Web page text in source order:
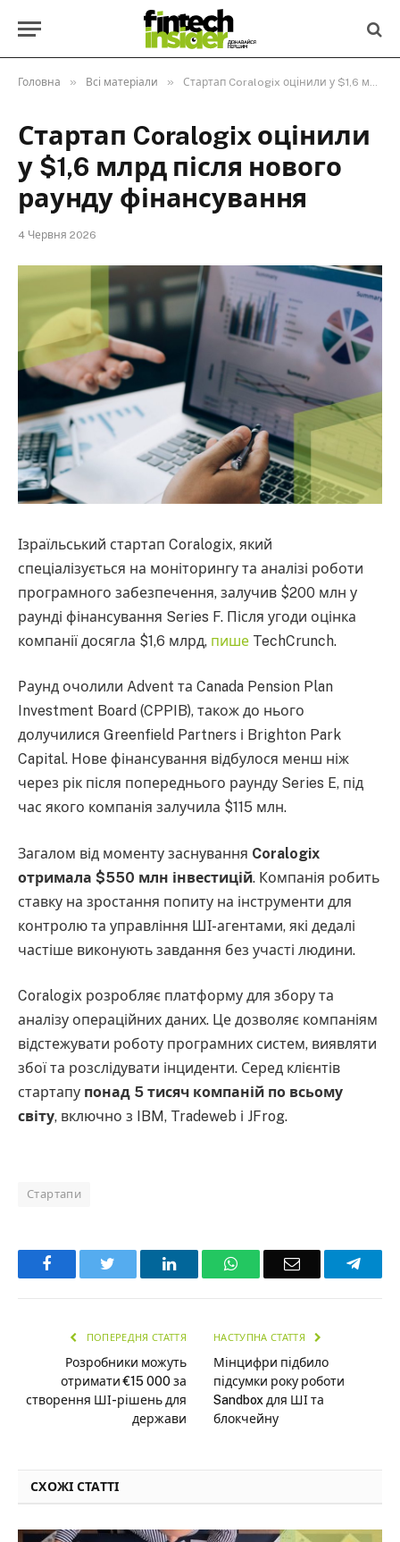
Головна » Всі матеріали » Стартап Coralogix оцінили у $1,6 млрд після нового раунду фінансування
Стартап Coralogix оцінили
у $1,6 млрд після нового
раунду фінансування
4 Червня 2026
Ізраїльський стартап Coralogix, який
спеціалізується на моніторингу та аналізі роботи
програмного забезпечення, залучив $200 млн у
раунді фінансування Series F. Після угоди оцінка
компанії досягла $1,6 млрд, пише TechCrunch.
Раунд очолили Advent та Canada Pension Plan
Investment Board (CPPIB), також до нього
долучилися Greenfield Partners і Brighton Park
Capital. Нове фінансування відбулося менш ніж
через рік після попереднього раунду Series E, під
час якого компанія залучила $115 млн.
Загалом від моменту заснування Coralogix
отримала $550 млн інвестицій. Компанія робить
ставку на зростання попиту на інструменти для
контролю та управління ШІ-агентами, які дедалі
частіше виконують завдання без участі людини.
Coralogix розробляє платформу для збору та
аналізу операційних даних. Це дозволяє компаніям
відстежувати роботу програмних систем, виявляти
збої та розслідувати інциденти. Серед клієнтів
стартапу понад 5 тисяч компаній по всьому
світу, включно з IBM, Tradeweb і JFrog.
Стартапи
Facebook LinkedInWhatsAppEmail
ПОПЕРЕДНЯ СТАТТЯ
Розробники можуть
отримати €15 000 за
створення ШІ-рішень для
держави
НАСТУПНА СТАТТЯ
Мінцифри підбило
підсумки року роботи
Sandbox для ШІ та
блокчейну
СХОЖІ СТАТТІ